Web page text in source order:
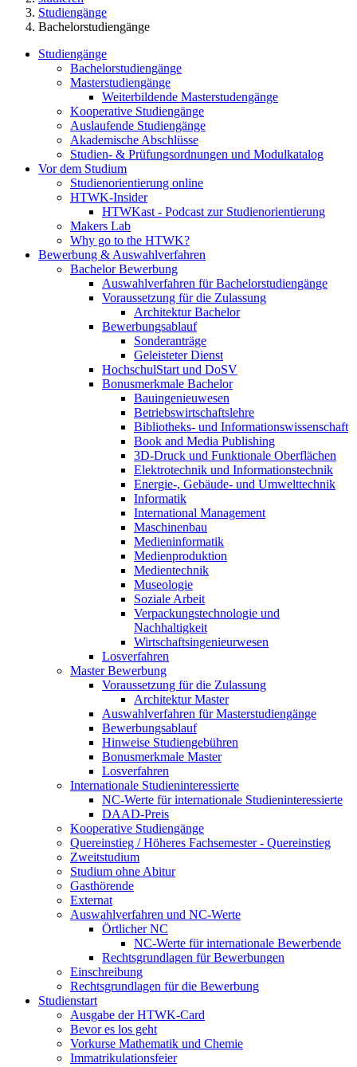
Studiengänge
Bachelorstudiengänge
Studiengänge
Bachelorstudiengänge
Masterstudiengänge
Weiterbildende Masterstudengänge
Kooperative Studiengänge
Auslaufende Studiengänge
Akademische Abschlüsse
Studien- & Prüfungsordnungen und Modulkatalog
Vor dem Studium
Studienorientierung online
HTWK-Insider
HTWKast - Podcast zur Studienorientierung
Makers Lab
Why go to the HTWK?
Bewerbung & Auswahlverfahren
Bachelor Bewerbung
Auswahlverfahren für Bachelorstudiengänge
Voraussetzung für die Zulassung
Architektur Bachelor
Bewerbungsablauf
Sonderanträge
Geleisteter Dienst
HochschulStart und DoSV
Bonusmerkmale Bachelor
Bauingenieuwesen
Betriebswirtschaftslehre
Bibliotheks- und Informationswissenschaft
Book and Media Publishing
3D-Druck und Funktionale Oberflächen
Elektrotechnik und Informationstechnik
Energie-, Gebäude- und Umwelttechnik
Informatik
International Management
Maschinenbau
Medieninformatik
Medienproduktion
Medientechnik
Museologie
Soziale Arbeit
Verpackungstechnologie und
Nachhaltigkeit
Wirtschaftsingenieurwesen
Losverfahren
Master Bewerbung
Voraussetzung für die Zulassung
Architektur Master
Auswahlverfahren für Masterstudiengänge
Bewerbungsablauf
Hinweise Studiengebühren
Bonusmerkmale Master
Losverfahren
Internationale Studieninteressierte
NC-Werte für internationale Studieninteressierte
DAAD-Preis
Kooperative Studiengänge
Quereinstieg / Höheres Fachsemester - Quereinstieg
Zweitstudium
Studium ohne Abitur
Gasthörende
Externat
Auswahlverfahren und NC-Werte
Örtlicher NC
NC-Werte für internationale Bewerbende
Rechtsgrundlagen für Bewerbungen
Einschreibung
Rechtsgrundlagen für die Bewerbung
Studienstart
Ausgabe der HTWK-Card
Bevor es los geht
Vorkurse Mathematik und Chemie
Immatrikulationsfeier